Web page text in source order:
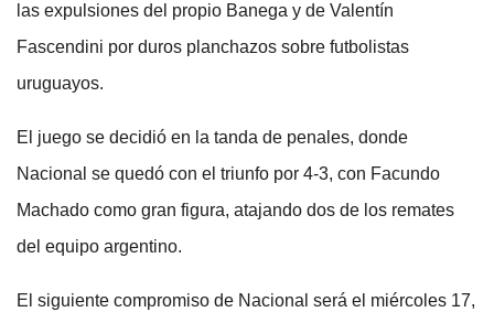
las expulsiones del propio Banega y de Valentín
Fascendini por duros planchazos sobre futbolistas
uruguayos.
El juego se decidió en la tanda de penales, donde
Nacional se quedó con el triunfo por 4-3, con Facundo
Machado como gran figura, atajando dos de los remates
del equipo argentino.
El siguiente compromiso de Nacional será el miércoles 17,